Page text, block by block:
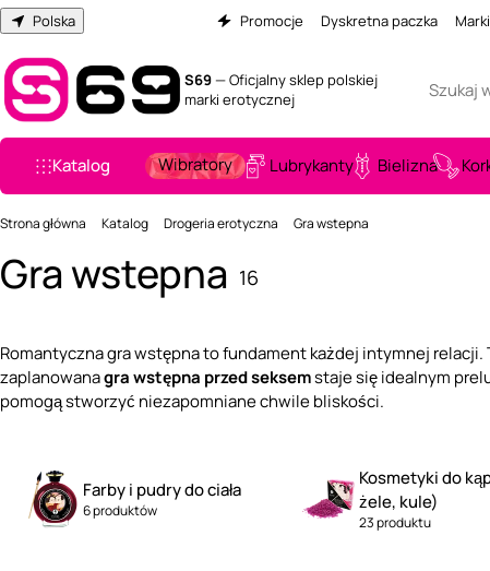
Polska Promocje Dyskretna paczka Marki
S69— Oficjalny sklep polskiej
marki erotycznej
Katalog Wibratory Lubrykanty Bielizna
Strona główna Katalog Drogeria erotyczna Gra wstepna
Gra wstepna 16
Romantyczna gra wstępna to fundament każdej intymnej
zaplanowanagra wstępna przed seksemstaje się idealnym
pomogą stworzyć niezapomniane chwile bliskości.
Farby i pudry do ciała
6 produktów
Kosmetyki do
żele, kule)
23 produktu